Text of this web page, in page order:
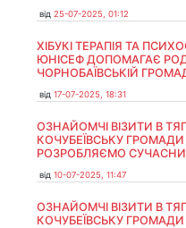
від 25-07-2025, 01:12
ХІБУКІ ТЕРАПІЯ ТА
ЮНІСЕФ ДОПОМАГАЄ
ЧОРНОБАЇВСЬКІЙ
від 17-07-2025, 18:31
ОЗНАЙОМЧІ ВІЗИТИ В
КОЧУБЕЇВСЬКУ
РОЗРОБЛЯЄМО
від 10-07-2025, 11:47
ОЗНАЙОМЧІ ВІЗИТИ В
КОЧУБЕЇВСЬКУ